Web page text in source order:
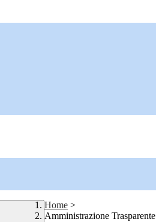
Home >
Amministrazione Trasparente